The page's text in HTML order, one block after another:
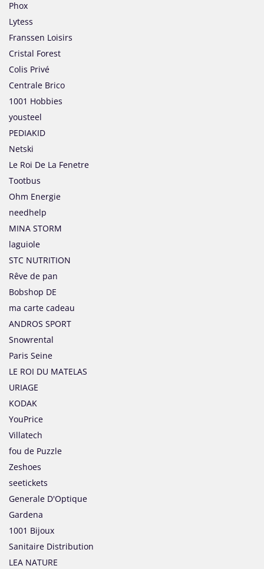
Phox
Lytess
Franssen Loisirs
Cristal Forest
Colis Privé
Centrale Brico
1001 Hobbies
yousteel
PEDIAKID
Netski
Le Roi De La Fenetre
Tootbus
Ohm Energie
needhelp
MINA STORM
laguiole
STC NUTRITION
Rêve de pan
Bobshop DE
ma carte cadeau
ANDROS SPORT
Snowrental
Paris Seine
LE ROI DU MATELAS
URIAGE
KODAK
YouPrice
Villatech
fou de Puzzle
Zeshoes
seetickets
Generale D'Optique
Gardena
1001 Bijoux
Sanitaire Distribution
LEA NATURE